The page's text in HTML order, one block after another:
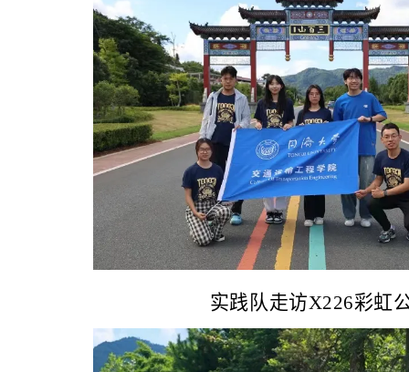
实践队走访X226彩虹